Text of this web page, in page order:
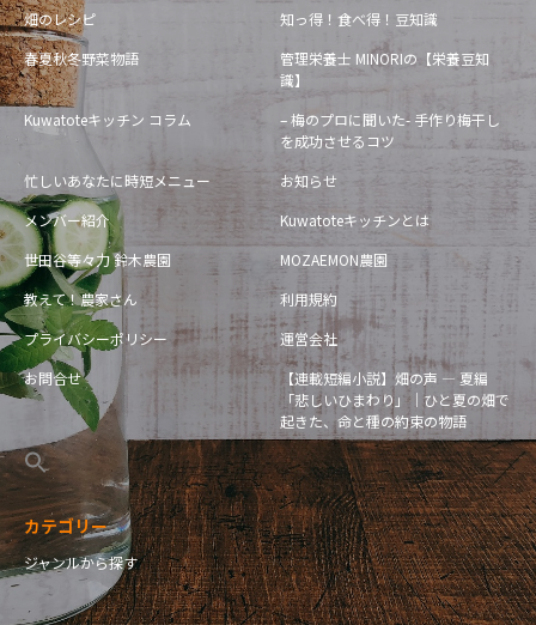
畑のレシピ
知っ得！食べ得！豆知識
春夏秋冬野菜物語
管理栄養士 MINORIの【栄養豆知
識】
Kuwatoteキッチン コラム
– 梅のプロに聞いた- 手作り梅干し
を成功させるコツ
忙しいあなたに時短メニュー
お知らせ
メンバー紹介
Kuwatoteキッチンとは
世田谷等々力 鈴木農園
MOZAEMON農園
教えて！農家さん
利用規約
プライバシーポリシー
運営会社
お問合せ
【連載短編小説】畑の声 — 夏編
「悲しいひまわり」｜ひと夏の畑で
起きた、命と種の約束の物語
カテゴリー
ジャンルから探す